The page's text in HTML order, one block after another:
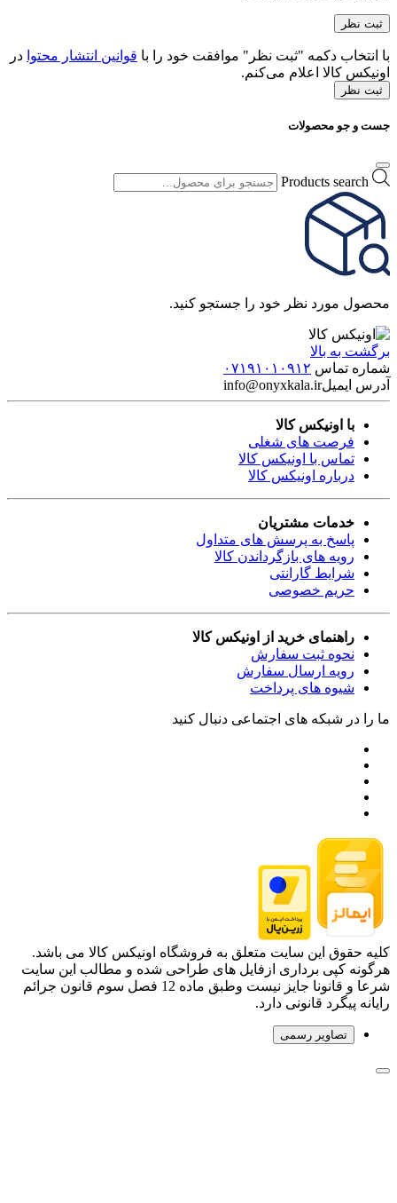
با انتخاب دکمه "ثبت نظر" موافقت خود را با قوانین انتشار محتوا در
اونیکس کالا اعلام می‌کنم.
ثبت نظر
جست و جو محصولات
Products search
محصول مورد نظر خود را جستجو کنید.
برگشت به بالا
شماره تماس ۰۷۱۹۱۰۱۰۹۱۲
آدرس ایمیلinfo@onyxkala.ir
با اونیکس کالا
فرصت های شغلی
تماس با اونیکس کالا
درباره اونیکس کالا
خدمات مشتریان
پاسخ به پرسش های متداول
رویه های بازگرداندن کالا
شرایط گارانتی
حریم خصوصی
راهنمای خرید از اونیکس کالا
نحوه ثبت سفارش
رویه ارسال سفارش
شیوه های پرداخت
ما را در شبکه های اجتماعی دنبال کنید
کلیه حقوق این سایت متعلق به فروشگاه اونیکس کالا می باشد.
هرگونه کپی برداری ازفایل های طراحی شده و مطالب این سایت
شرعا و قانونا جایز نیست وطبق ماده 12 فصل سوم قانون جرائم
رایانه پیگرد قانونی دارد.
تصاویر رسمی